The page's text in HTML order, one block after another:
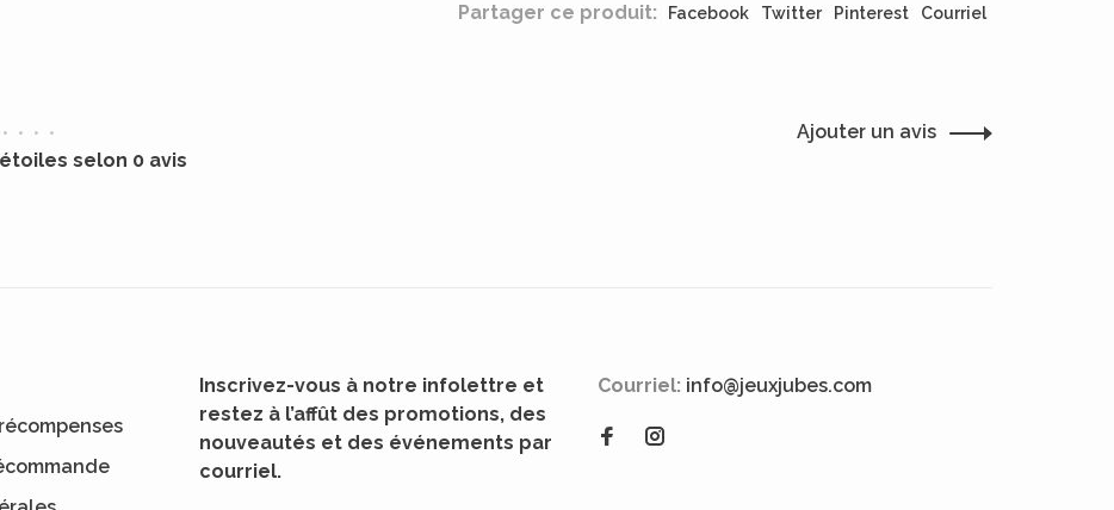
Partager ce produit: Facebook Twitter Pinterest Courriel
• • • •
selon 0 avis
Ajouter un avis
Inscrivez-vous à notre infolettre et
restez à l’affût des promotions, des
nouveautés et des événements par
courriel.
Courriel: info@jeuxjubes.com